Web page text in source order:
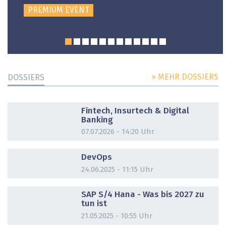
PREMIUM EVENT
DOSSIERS » MEHR DOSSIERS
Fintech, Insurtech & Digital
Banking
07.07.2026 - 14:20 Uhr
DevOps
24.06.2025 - 11:15 Uhr
SAP S/4 Hana - Was bis 2027 zu
tun ist
21.05.2025 - 10:55 Uhr